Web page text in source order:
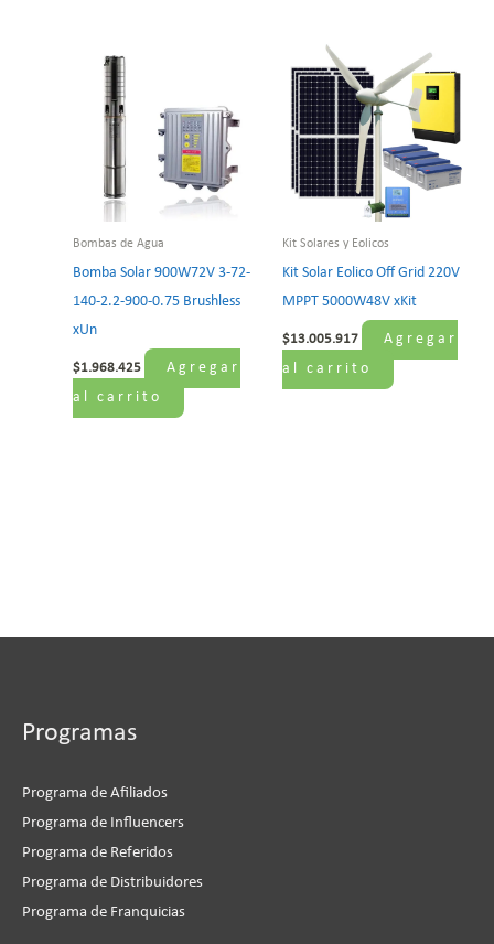
Bombas de Agua
Bomba Solar 900W72V 3-72-
140-2.2-900-0.75 Brushless
xUn
$1.968.425
Agregar
al carrito
Kit Solares y Eolicos
Kit Solar Eolico Off Grid 220V
MPPT 5000W48V xKit
$13.005.917
Agregar
al carrito
Programas
Programa de Afiliados
Programa de Influencers
Programa de Referidos
Programa de Distribuidores
Programa de Franquicias